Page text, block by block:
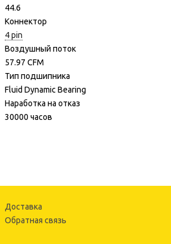
44.6
Коннектор
4 pin
Воздушный поток
57.97 CFM
Тип подшипника
Fluid Dynamic Bearing
Наработка на отказ
30000 часов
Доставка
Обратная связь